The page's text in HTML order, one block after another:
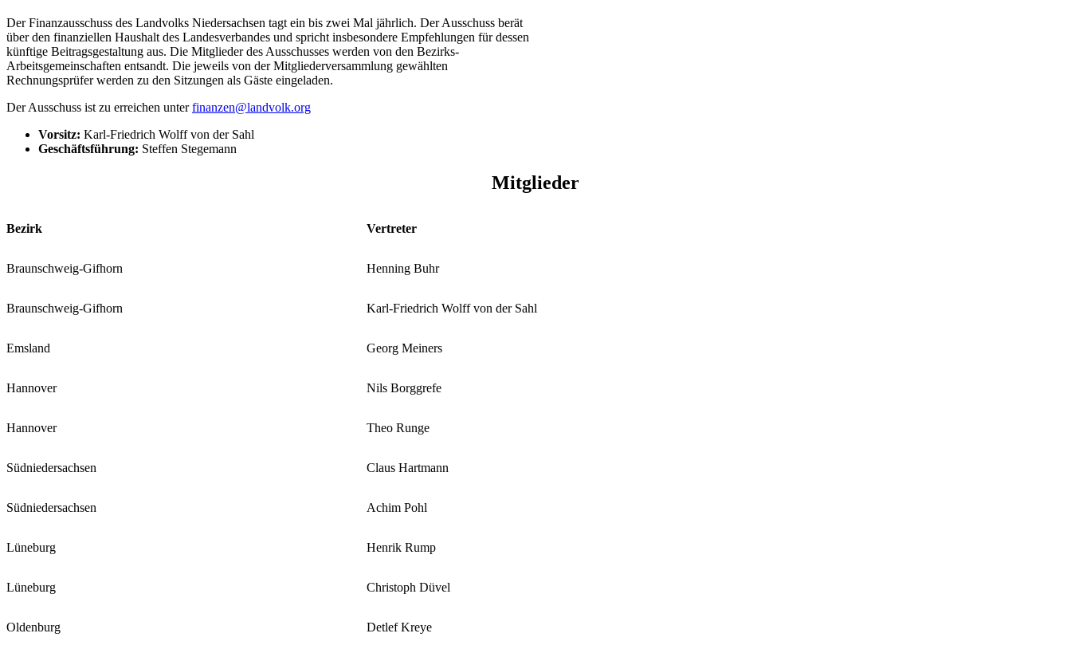
Der Finanzausschuss des Landvolks Niedersachsen tagt ein bis zwei Mal jährlich. Der Ausschuss berät
über den finanziellen Haushalt des Landesverbandes und spricht insbesondere Empfehlungen für dessen
künftige Beitragsgestaltung aus. Die Mitglieder des Ausschusses werden von den Bezirks-
Arbeitsgemeinschaften entsandt. Die jeweils von der Mitgliederversammlung gewählten
Rechnungsprüfer werden zu den Sitzungen als Gäste eingeladen.
Der Ausschuss ist zu erreichen unterfinanzen@landvolk.org
Vorsitz: Karl-Friedrich Wolff von der Sahl
Geschäftsführung: Steffen Stegemann
Mitglieder
Bezirk Vertreter
Braunschweig-Gifhorn Henning Buhr
Braunschweig-Gifhorn Karl-Friedrich Wolff von der Sahl
Emsland Georg Meiners
Hannover Nils Borggrefe
Hannover Theo Runge
Südniedersachsen Claus Hartmann
Südniedersachsen Achim Pohl
Lüneburg Henrik Rump
Lüneburg Christoph Düvel
Oldenburg Detlef Kreye